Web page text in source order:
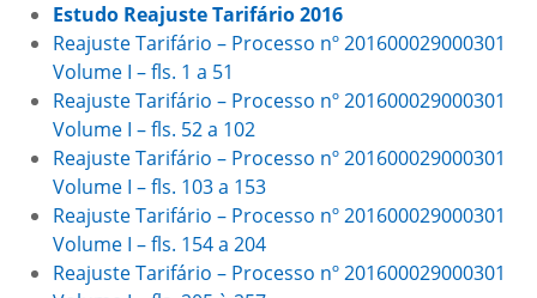
Estudo Reajuste Tarifário 2016
Reajuste Tarifário – Processo nº 201600029000301
Volume I – fls. 1 a 51
Reajuste Tarifário – Processo nº 201600029000301
Volume I – fls. 52 a 102
Reajuste Tarifário – Processo nº 201600029000301
Volume I – fls. 103 a 153
Reajuste Tarifário – Processo nº 201600029000301
Volume I – fls. 154 a 204
Reajuste Tarifário – Processo nº 201600029000301